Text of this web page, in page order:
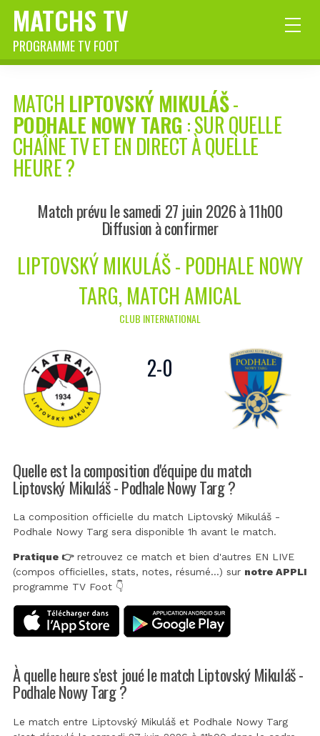
MATCHS TV
PROGRAMME TV FOOT
MATCH LIPTOVSKÝ MIKULÁŠ-
PODHALE NOWY TARG : SUR QUELLE
CHAÎNE TV ET EN DIRECT À QUELLE
HEURE ?
Match prévu le samedi 27 juin 2026 à 11h00
Diffusion à confirmer
LIPTOVSKÝ MIKULÁŠ - PODHALE NOWY
TARG, MATCH AMICAL
CLUB INTERNATIONAL
2-0
Quelle est la composition d'équipe du match
Liptovský Mikuláš - Podhale Nowy Targ ?
La composition officielle du match Liptovský Mikuláš -
Podhale Nowy Targ sera disponible 1h avant le match.
Pratique 👉retrouvez ce match et bien d'autres EN LIVE
(compos officielles, stats, notes, résumé...) sur notre APPLI
programme TV Foot 👇
À quelle heure s'est joué le match Liptovský Mikuláš -
Podhale Nowy Targ ?
Le match entre Liptovský Mikuláš et Podhale Nowy Targ